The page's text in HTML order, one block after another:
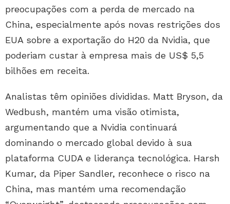
preocupações com a perda de mercado na
China, especialmente após novas restrições dos
EUA sobre a exportação do H20 da Nvidia, que
poderiam custar à empresa mais de US$ 5,5
bilhões em receita.
Analistas têm opiniões divididas. Matt Bryson, da
Wedbush, mantém uma visão otimista,
argumentando que a Nvidia continuará
dominando o mercado global devido à sua
plataforma CUDA e liderança tecnológica. Harsh
Kumar, da Piper Sandler, reconhece o risco na
China, mas mantém uma recomendação